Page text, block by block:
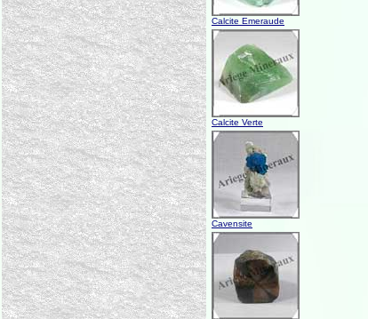
Calcite Emeraude
Calcite Verte
Cavensite